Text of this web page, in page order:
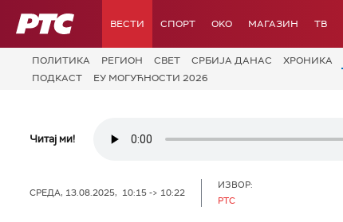
РТС ВЕСТИ СПОРТ OKO МАГАЗИН ТВ
ПОЛИТИКА РЕГИОН СВЕТ СРБИЈА ДАНАС ХРОНИКА
ПОДКАСТ
ЕУ МОГУЋНОСТИ 2026
Читај ми!
СРЕДА, 13.08.2025, 10:15 -> 10:22
ИЗВОР:
РТС